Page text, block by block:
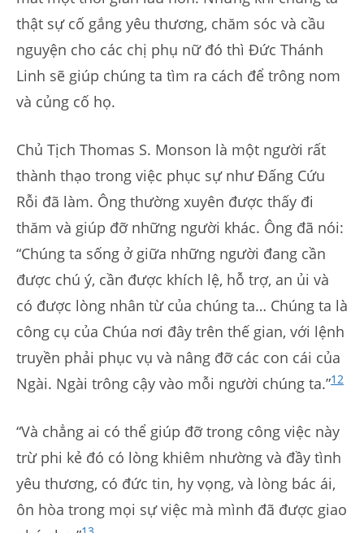
thật sự cố gắng yêu thương, chăm sóc và cầu
nguyện cho các chị phụ nữ đó thì Đức Thánh
Linh sẽ giúp chúng ta tìm ra cách để trông nom
và củng cố họ.
Chủ Tịch Thomas S. Monson là một người rất
thành thạo trong việc phục sự như Đấng Cứu
Rỗi đã làm. Ông thường xuyên được thấy đi
thăm và giúp đỡ những người khác. Ông đã nói:
“Chúng ta sống ở giữa những người đang cần
được chú ý, cần được khích lệ, hỗ trợ, an ủi và
có được lòng nhân từ của chúng ta… Chúng ta là
công cụ của Chúa nơi đây trên thế gian, với lệnh
truyền phải phục vụ và nâng đỡ các con cái của
Ngài. Ngài trông cậy vào mỗi người chúng ta.”12
“Và chẳng ai có thể giúp đỡ trong công việc này
trừ phi kẻ đó có lòng khiêm nhường và đầy tình
yêu thương, có đức tin, hy vọng, và lòng bác ái,
ôn hòa trong mọi sự việc mà mình đã được giao